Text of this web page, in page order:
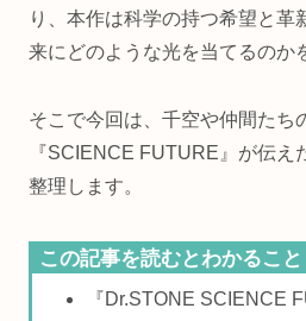
り、本作は科学の持つ希望と革
来にどのような光を当てるのか
そこで今回は、千空や仲間たち
『SCIENCE FUTURE』が伝え
整理します。
この記事を読むとわかること
『Dr.STONE SCIENCE